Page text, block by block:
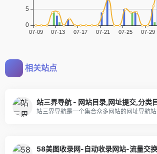
相关站点
站三界导航是一个集合众多网站的网址导航
58美图收录网-自动收录网站-流量交